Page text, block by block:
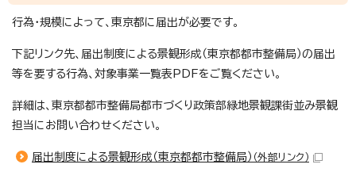
行為・規模によって、東京都に届出が必要です。
下記リンク先、届出制度による景観形成（東京都都市整備局）の届出
等を要する行為、対象事業一覧表PDFをご覧ください。
詳細は、東京都都市整備局都市づくり政策部緑地景観課街並み景観
担当にお問い合わせください。
届出制度による景観形成（東京都都市整備局） （外部リンク）